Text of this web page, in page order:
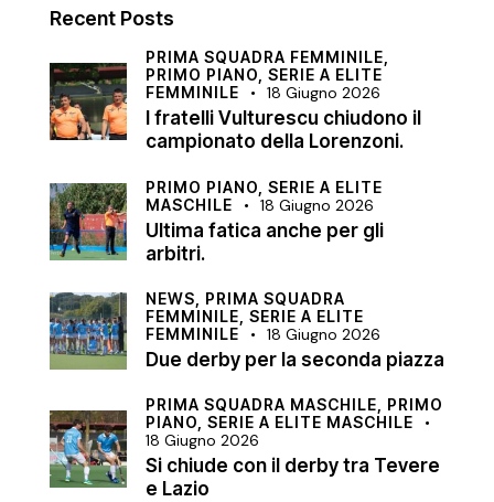
Recent Posts
PRIMA SQUADRA FEMMINILE,
PRIMO PIANO, SERIE A ELITE
FEMMINILE
18 Giugno 2026
I fratelli Vulturescu chiudono il
campionato della Lorenzoni.
PRIMO PIANO, SERIE A ELITE
MASCHILE
18 Giugno 2026
Ultima fatica anche per gli
arbitri.
NEWS, PRIMA SQUADRA
FEMMINILE, SERIE A ELITE
FEMMINILE
18 Giugno 2026
Due derby per la seconda piazza
PRIMA SQUADRA MASCHILE, PRIMO
PIANO, SERIE A ELITE MASCHILE
18 Giugno 2026
Si chiude con il derby tra Tevere
e Lazio